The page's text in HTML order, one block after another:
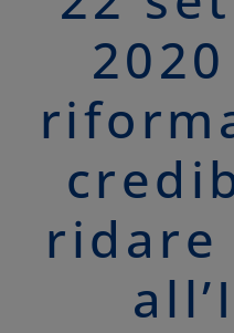
ridare